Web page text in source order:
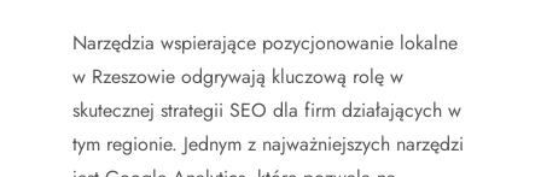
Narzędzia wspierające pozycjonowanie lokalne
w Rzeszowie odgrywają kluczową rolę w
skutecznej strategii SEO dla firm działających w
tym regionie. Jednym z najważniejszych narzędzi